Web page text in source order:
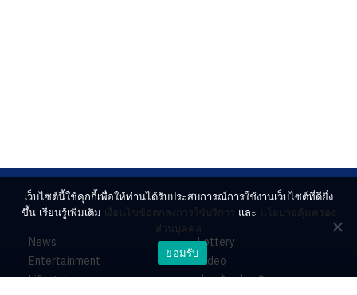
News
Entertainment
Lifestyle
Lottery
Video
ร่วมด้วยช่วยกัน
เว็บไซต์นี้ใช้คุกกี้เพื่อให้ท่านได้รับประสบการณ์การใช้งานเว็บไซต์ที่ดียิ่ง
ขึ้น เรียนรู้เพิ่มเติม เงื่อนไขข้อตกลงการใช้บริการ และ นโยบายคุ้มครอง
ส่วนบุคคล
ยอมรับ